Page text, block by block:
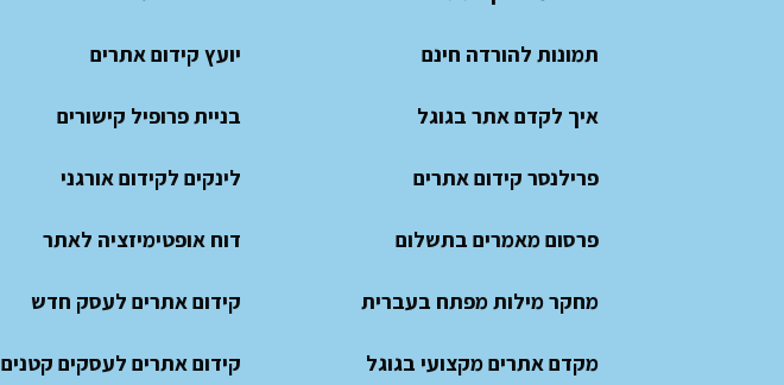
תמונות להורדה חינם
איך לקדם אתר בגוגל
פרילנסר קידום אתרים
פרסום מאמרים בתשלום
מחקר מילות מפתח בעברית
מקדם אתרים מקצועי בגוגל
יועץ קידום אתרים
בניית פרופיל קישורים
לינקים לקידום אורגני
דוח אופטימיזציה לאתר
קידום אתרים לעסק חדש
קידום אתרים לעסקים קטנים